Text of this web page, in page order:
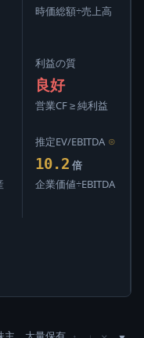
時価総額÷売上高
利益の質
良好
営業CF ≥ 純利益
推定EV/EBITDA ⊙
10.2 倍
企業価値÷EBITDA